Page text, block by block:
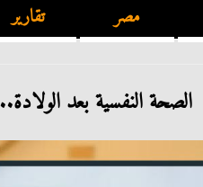
مصر تقارير
الصحة النفسية بعد الولادة.. 4 اضطرابات عقلية تصيب الأمهات